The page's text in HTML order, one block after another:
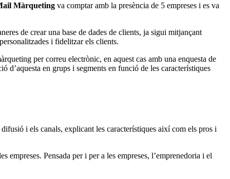
Màrqueting va comptar amb la presència de 5 empreses i es va
de crear una base de dades de clients, ja sigui mitjançant
i fidelitzar els clients.
per correu electrònic, en aquest cas amb una enquesta de
d’aquesta en grups i segments en funció de les característiques
i els canals, explicant les característiques així com els pros i
Pensada per i per a les empreses, l’emprenedoria i el